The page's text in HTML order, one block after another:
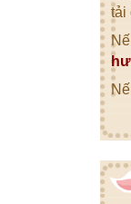
tải